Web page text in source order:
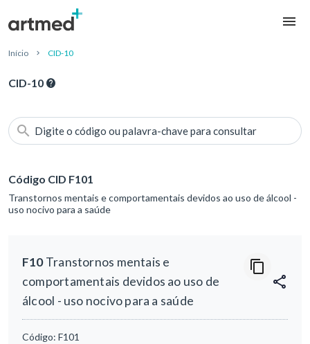
Início CID-10
CID-10
Digite o código ou palavra-chave para consultar
Código CID F101
Transtornos mentais e comportamentais devidos ao uso de álcool -
uso nocivo para a saúde
F10Transtornos mentais e
comportamentais devidos ao uso de
álcool - uso nocivo para a saúde
Código: F101